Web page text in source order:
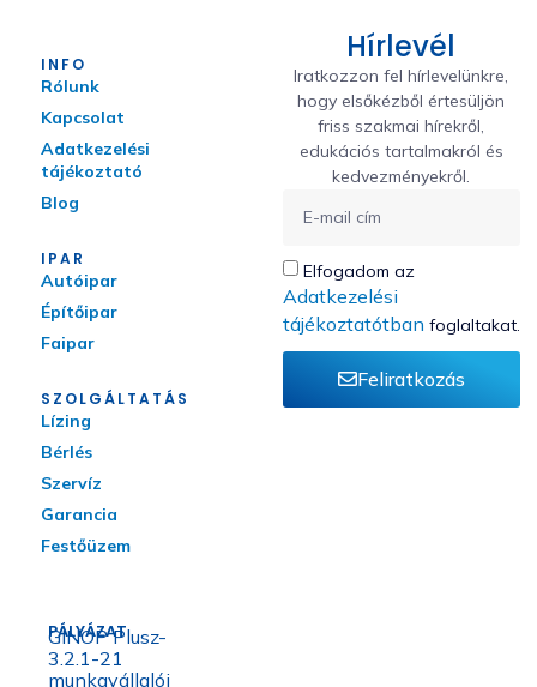
INFO
Rólunk
Kapcsolat
Adatkezelési
tájékoztató
Blog
IPAR
Autóipar
Építőipar
Faipar
SZOLGÁLTATÁS
Lízing
Bérlés
Szervíz
Garancia
Festőüzem
PÁLYÁZAT
GINOP Plusz-
3.2.1-21
munkavállalói
Hírlevél
Iratkozzon fel hírlevelünkre,
hogy elsőkézből értesüljön
friss szakmai hírekről,
edukációs tartalmakról és
kedvezményekről.
Elfogadom az
Adatkezelési
tájékoztatótban foglaltakat.
Feliratkozás